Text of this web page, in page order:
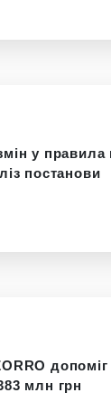
у правила
постанови
млн грн